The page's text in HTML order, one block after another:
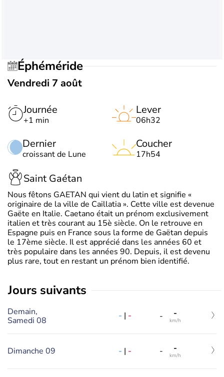
Éphéméride
Vendredi 7 août
Journée
+1 min
Dernier
croissant de Lune
Lever
06h32
Coucher
17h54
Saint Gaétan
Nous fêtons GAETAN qui vient du latin et signifie «
originaire de la ville de Caillatia ». Cette ville est devenue
Gaëte en Italie. Caetano était un prénom exclusivement
italien et très courant au 15è siècle. On le retrouve en
Espagne puis en France sous la forme de Gaëtan depuis
le 17ème siècle. Il est apprécié dans les années 60 et
très populaire dans les années 90. Depuis, il est devenu
plus rare, tout en restant un prénom bien identifié.
jours suivants
Demain,
Samedi 08
- | - - -
km/h
Dimanche 09 - | - - -
km/h